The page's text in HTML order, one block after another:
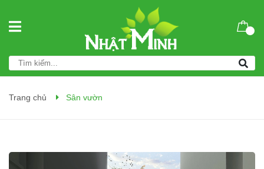
Trang chủ Sân vườn